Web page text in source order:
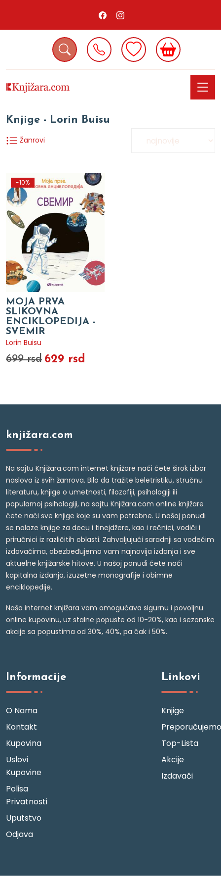
Knjige - Lorin Buisu
Žanrovi
-10%
MOJA PRVA
SLIKOVNA
ENCIKLOPEDIJA -
SVEMIR
Lorin Buisu
699 rsd 629 rsd
knjižara.com
Na sajtu Knjižara.com internet knjižare naći ćete širok izbor
naslova iz svih žanrova. Bilo da tražite beletristiku, stručnu
literaturu, knjige o umetnosti, filozofiji, psihologiji ili
popularnoj psihologiji, na sajtu Knjižara.com online knjižare
ćete naći sve knjige koje su vam potrebne. U našoj ponudi
se nalaze knjige za decu i tinejdžere, kao i rečnici, vodiči i
priručnici iz različitih oblasti. Zahvaljujući saradnji sa vodećim
izdavačima, obezbeđujemo vam najnovija izdanja i sve
aktuelne knjižarske hitove. U našoj ponudi ćete naći
kapitalna izdanja, izuzetne monografije i obimne
enciklopedije.
Naša internet knjižara vam omogućava sigurnu i povoljnu
online kupovinu, uz stalne popuste od 10-20%, kao i sezonske
akcije sa popustima od 30%, 40%, pa čak i 50%.
Informacije
O Nama
Kontakt
Kupovina
Uslovi
Kupovine
Polisa
Privatnosti
Uputstvo
Odjava
Linkovi
Knjige
Preporučujemo
Top-Lista
Akcije
Izdavači